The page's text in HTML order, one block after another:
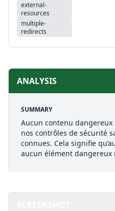
external-
resources
multiple-
redirects
ANALYSIS
SUMMARY
Aucun contenu dangereux
nos contrôles de sécurité
connues. Cela signifie
aucun élément dangereux